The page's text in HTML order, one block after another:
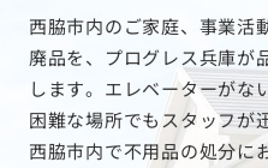
西脇市内のご家庭、事業活
廃品を、プログレス兵庫が
します。エレベーターがな
困難な場所でもスタッフが
西脇市内で不用品の処分に